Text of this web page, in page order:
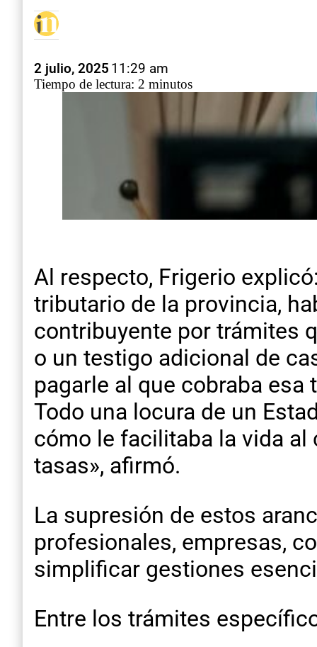
2 julio, 2025 11:29 am
Tiempo de lectura: 2 minutos
Al respecto, Frigerio
tributario de la provincia,
contribuyente por trámites
o un testigo adicional de
pagarle al que cobraba
Todo una locura de un
cómo le facilitaba la vida
tasas», afirmó.
La supresión de estos
profesionales, empresas,
simplificar gestiones
Entre los trámites